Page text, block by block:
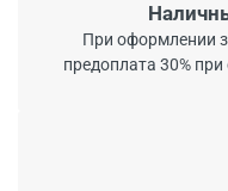
При оформлении
предоплата 30%